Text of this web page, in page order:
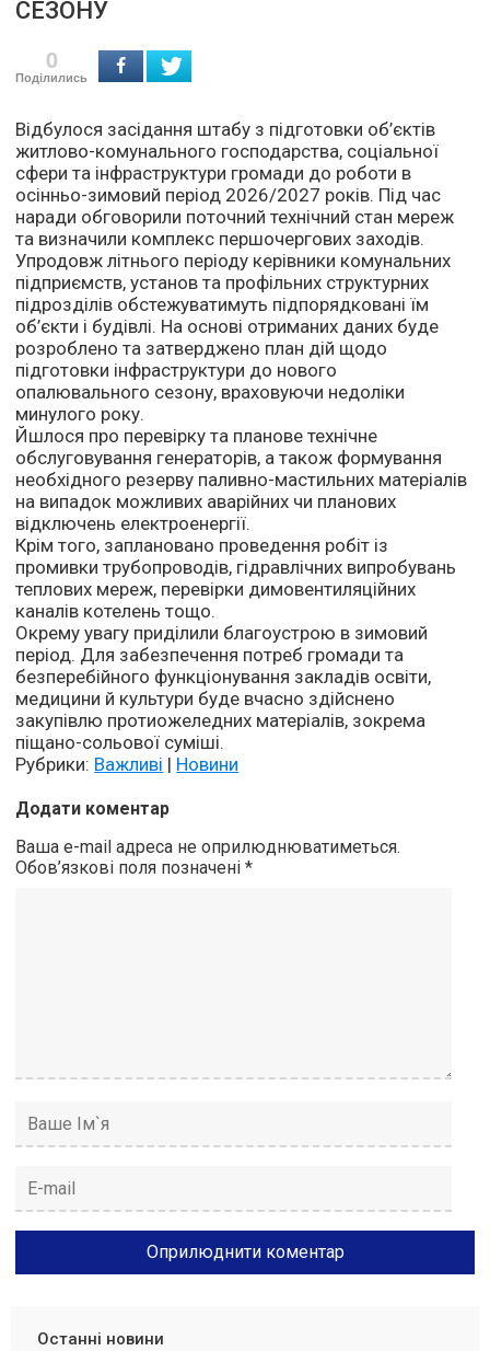
СЕЗОНУ
0
Поділились
Відбулося засідання штабу з підготовки об’єктів
житлово-комунального господарства, соціальної
сфери та інфраструктури громади до роботи в
осінньо-зимовий період 2026/2027 років. Під час
наради обговорили поточний технічний стан мереж
та визначили комплекс першочергових заходів.
Упродовж літнього періоду керівники комунальних
підприємств, установ та профільних структурних
підрозділів обстежуватимуть підпорядковані їм
об’єкти і будівлі. На основі отриманих даних буде
розроблено та затверджено план дій щодо
підготовки інфраструктури до нового
опалювального сезону, враховуючи недоліки
минулого року.
Йшлося про перевірку та планове технічне
обслуговування генераторів, а також формування
необхідного резерву паливно-мастильних матеріалів
на випадок можливих аварійних чи планових
відключень електроенергії.
Крім того, заплановано проведення робіт із
промивки трубопроводів, гідравлічних випробувань
теплових мереж, перевірки димовентиляційних
каналів котелень тощо.
Окрему увагу приділили благоустрою в зимовий
період. Для забезпечення потреб громади та
безперебійного функціонування закладів освіти,
медицини й культури буде вчасно здійснено
закупівлю протиожеледних матеріалів, зокрема
піщано-сольової суміші.
Рубрики: Важливі | Новини
Додати коментар
Ваша e-mail адреса не оприлюднюватиметься.
Обов’язкові поля позначені*
Останні новини